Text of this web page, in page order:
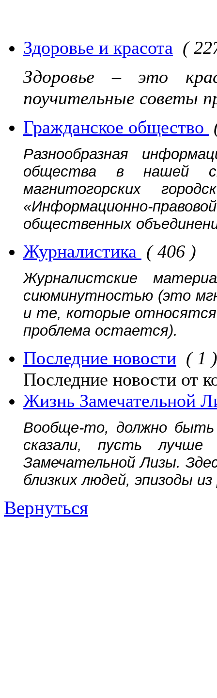
Здоровье и красота (
Здоровье – это
поучительные советы
Гражданское общество
Разнообразная
общества в нашей
магнитогорских
«Информационно-
общественных
Журналистика ( 406 )
Журналистские
сиюминутностью (это
и те, которые относятся
проблема остается).
Последние новости ( 1 )
Последние новости от
Жизнь Замечательной
Вообще-то, должно быть
сказали, пусть
Замечательной Лизы.
близких людей, эпизоды
Вернуться